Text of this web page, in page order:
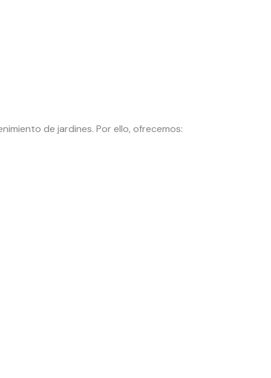
de jardines. Por ello, ofrecemos: